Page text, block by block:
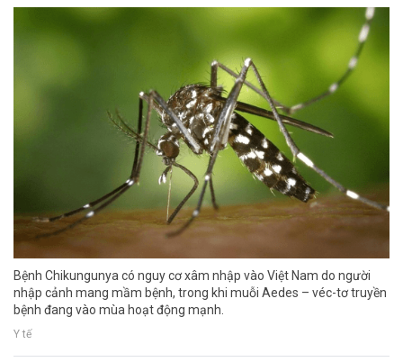
Bệnh Chikungunya có nguy cơ xâm nhập vào Việt Nam do người
nhập cảnh mang mầm bệnh, trong khi muỗi Aedes – véc-tơ truyền
bệnh đang vào mùa hoạt động mạnh.
Y tế